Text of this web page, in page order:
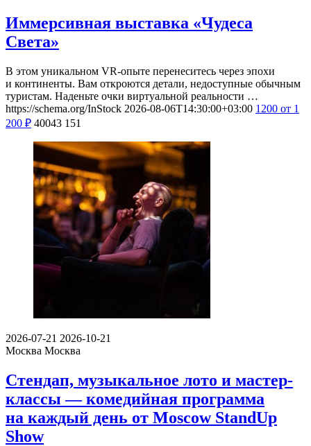
Иммерсивная выставка «Чудеса
Света»
В этом уникальном VR-опыте перенеситесь через эпохи
и континенты. Вам откроются детали, недоступные обычным
туристам. Наденьте очки виртуальной реальности …
https://schema.org/InStock 2026-08-06T14:30:00+03:00 1200 от 1
200 ₽ 40043 151
2026-07-21 2026-10-21
Москва Москва
Стендап, музыкальное лото и мастер-
классы — комедийная программа
на каждый день от Moscow StandUp
Show